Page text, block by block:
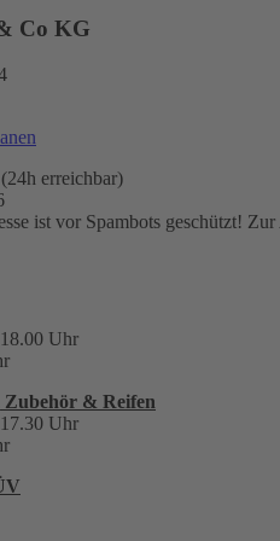
Co KG
(24h erreichbar)
ist vor Spambots geschützt!
Uhr
Zubehör & Reifen
Uhr